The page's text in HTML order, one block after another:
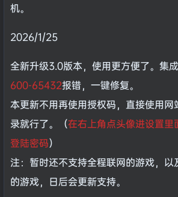
机。
2026/1/25
全新升级3.0版本，使用更方便了。集
600-65432报错，一键修复。
本更新不用再使用授权码，直接使用网
录就行了。（在右上角点头像进设置里
登陆密码）
注：暂时还不支持全程联网的游戏，以
的游戏，日后会更新支持。